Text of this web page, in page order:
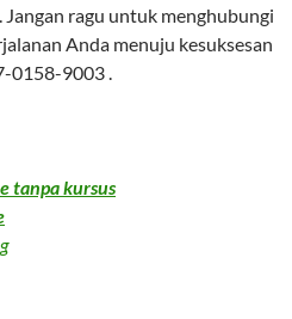
ragu untuk menghubungi
Anda menuju kesuksesan
0158-9003 .
tanpa kursus